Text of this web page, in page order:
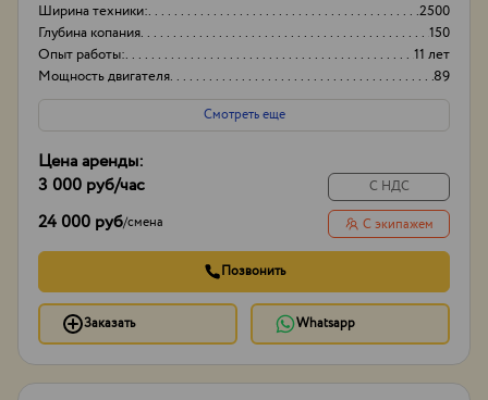
Ширина техники:
2500
Глубина копания
150
Опыт работы:
11 лет
Мощность двигателя
89
Смотреть еще
Цена аренды:
3 000 руб/час
24 000 руб/смена
С НДС
С экипажем
Позвонить
Заказать Whatsapp